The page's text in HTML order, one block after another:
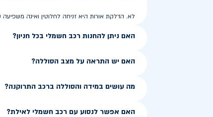
לא. הדלקת אורות היא זניחה לחלוטין ואינה משפיעה
האם ניתן להחנות רכב חשמלי בכל חניון?
האם יש התראה על מצב הסוללה?
מה עושים במידה והסוללה ברכב התרוקנה?
האם אפשר לנסוע עם רכב חשמלי לאילת?